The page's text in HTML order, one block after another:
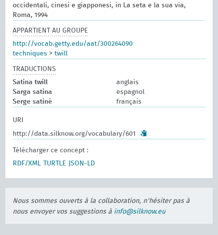
occidentali, cinesi e giapponesi, in La seta e la sua via,
Roma, 1994
APPARTIENT AU GROUPE
http://vocab.getty.edu/aat/300264090
techniques >twill
TRADUCTIONS
Satina twill
anglais
Sarga satina
espagnol
Serge satiné
français
URI
http://data.silknow.org/vocabulary/601
Télécharger ce concept :
RDF/XML
TURTLE JSON-LD
Nous sommes ouverts à la collaboration, n'hésiter pas à
nous envoyer vos suggestions à info@silknow.eu